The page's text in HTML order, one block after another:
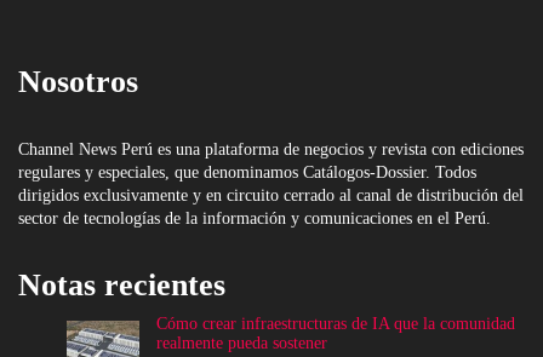
Nosotros
Channel News Perú es una plataforma de negocios y revista con ediciones
regulares y especiales, que denominamos Catálogos-Dossier. Todos
dirigidos exclusivamente y en circuito cerrado al canal de distribución del
sector de tecnologías de la información y comunicaciones en el Perú.
Notas recientes
Cómo crear infraestructuras de IA que la comunidad
realmente pueda sostener